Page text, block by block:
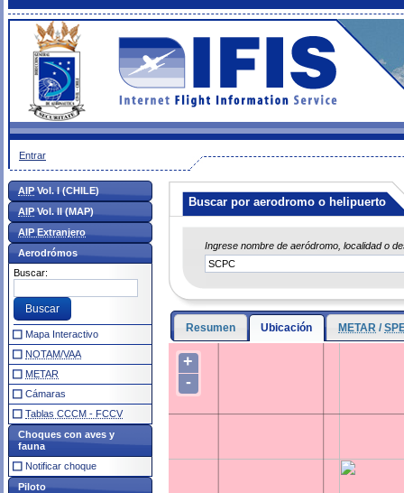
Entrar
Buscar por aerodromo o helipuerto
Ingrese nombre de aeródromo, localidad o
Resumen Ubicación METAR /
+
-
AIPVol. I (CHILE)
AIPVol. II (MAP)
AIP Extranjero
Aerodrómos
Buscar:
Mapa Interactivo
NOTAM/VAA
METAR
Cámaras
Tablas CCCM - FCCV
Choques con aves y
fauna
Notificar choque
Piloto